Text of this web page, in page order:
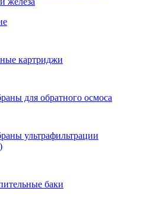
картриджи
для обратного осмоса
ультрафильтрации
баки